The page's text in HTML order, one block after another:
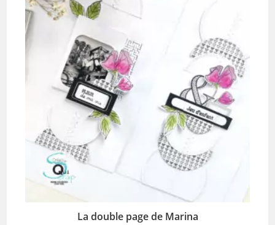
La double page de Marina